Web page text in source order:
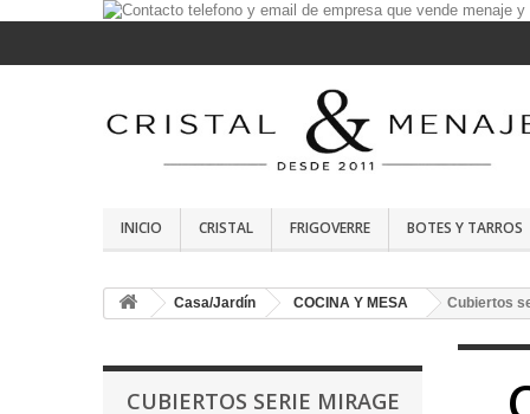
INICIO CRISTAL FRIGOVERRE BOTES Y TARROS
Casa/Jardín COCINA Y MESA Cubiertos
CUBIERTOS SERIE MIRAGE